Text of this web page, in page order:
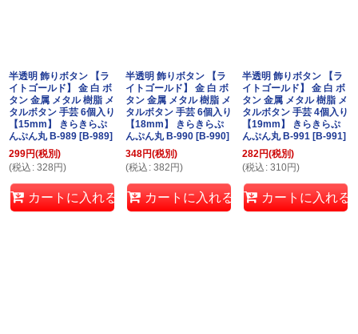
半透明 飾りボタン 【ラ
イトゴールド】 金 白 ボ
タン 金属 メタル 樹脂 メ
タルボタン 手芸 6個入り
【15mm】 きらきらぷ
んぷん丸 B-989 [B-989]
299円(税別)
(税込 : 328 円)
カートに入れる
半透明 飾りボタン 【ラ
イトゴールド】 金 白 ボ
タン 金属 メタル 樹脂 メ
タルボタン 手芸 6個入り
【18mm】 きらきらぷ
んぷん丸 B-990 [B-990]
348円(税別)
(税込 : 382 円)
カートに入れる
半透明 飾りボタン 【ラ
イトゴールド】 金 白 ボ
タン 金属 メタル 樹脂 メ
タルボタン 手芸 4個入り
【19mm】 きらきらぷ
んぷん丸 B-991 [B-991]
282円(税別)
(税込 : 310円)
カートに入れる